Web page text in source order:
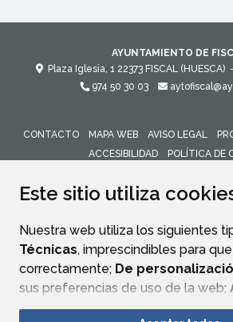
Este sitio utiliza
Nuestra web utiliza los siguientes
Técnicas, imprescindibles para
correctamente; De
sus preferencias de uso de la web;
mejorar el funcionamiento de la
AYUNTAMIENTO DE
Plaza Iglesia, 1 22373 FISCAL (HUESCA)
974 50 30 03
CONTACTO MAPA WEB AVISO LEGAL
ACCESIBILIDAD
POLÍTICA DE